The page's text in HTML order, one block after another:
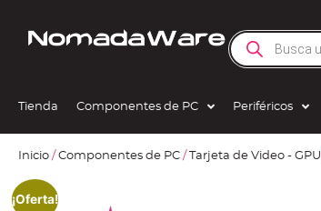
Tienda Componentes de PC Periféricos
Inicio / Componentes de PC / Tarjeta de Video - GPU
¡Oferta!